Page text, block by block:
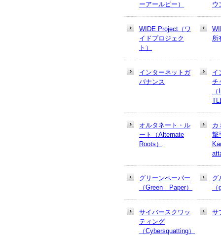
ーアールピー）
ウ
WIDE Project（ワ
イドプロジェク
ト）
所
インターネットガ
バナンス
イ
チ
オルタネート・ル
ート（Alternate
Roots）
カ
撃
グリーンペーパー
（Green Paper）
グ
サイバースクワッ
ティング
（Cybersquatting）
サ